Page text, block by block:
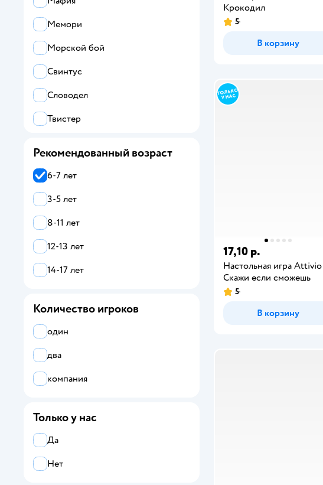
Крокодил
5
В корзину
17,10 р.
Настольная игра Attivio
Скажи если сможешь
5
В корзину
Мемори
Морской бой
Свинтус
Словодел
Твистер
Рекомендованный возраст
6-7 лет
3-5 лет
8-11 лет
12-13 лет
14-17 лет
Количество игроков
один
два
компания
Только у нас
Да
Нет